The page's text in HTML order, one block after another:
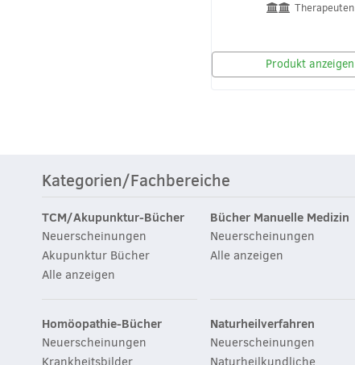
Therapeuten
Produkt anzeigen
Kategorien/Fachbereiche
TCM/Akupunktur-Bücher
Neuerscheinungen
Akupunktur Bücher
Alle anzeigen
Bücher Manuelle Medizin
Neuerscheinungen
Alle anzeigen
Homöopathie-Bücher
Neuerscheinungen
Krankheitsbilder
Naturheilverfahren
Neuerscheinungen
Naturheilkundliche